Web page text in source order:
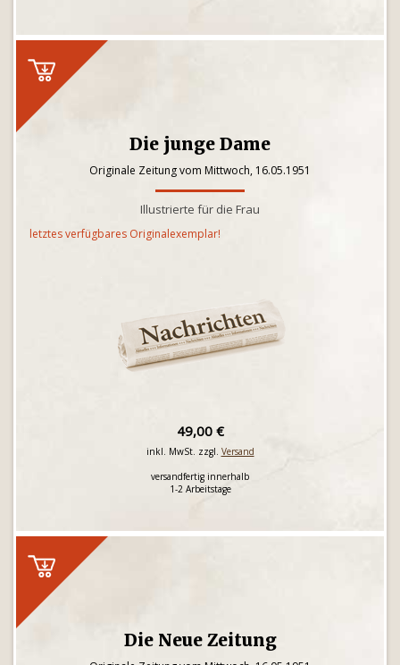
Die junge Dame
Originale Zeitung vom Mittwoch, 16.05.1951
Illustrierte für die Frau
letztes verfügbares Originalexemplar!
49,00 €
inkl. MwSt. zzgl. Versand
versandfertig innerhalb
1-2 Arbeitstage
Die Neue Zeitung